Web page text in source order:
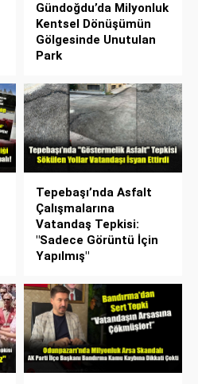
Gündoğdu’da Milyonluk
Kentsel Dönüşümün
Gölgesinde Unutulan
Park
Tepebaşı’nda Asfalt
Çalışmalarına
Vatandaş Tepkisi:
"Sadece Görüntü İçin
Yapılmış"